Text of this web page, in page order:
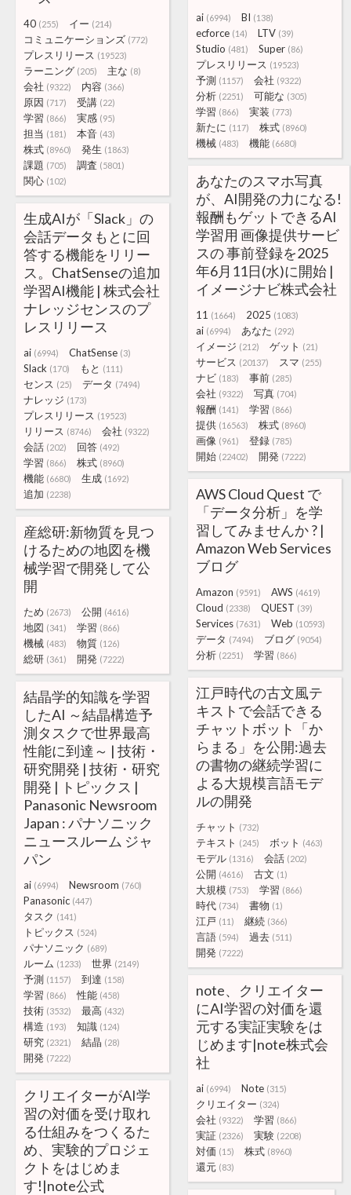
40 (255) イー (214)
コミュニケーションズ (772)
プレスリリース (19523)
ラーニング (205) 主な (8)
会社 (9322) 内容 (366)
原因 (717) 受講 (22)
学習 (866) 実感 (95)
担当 (181) 本音 (43)
株式 (8960) 発生 (1863)
課題 (705) 調査 (5801)
関心 (102)
ai (6994) BI (138)
ecforce (14) LTV (39)
Studio (481) Super (86)
プレスリリース (19523)
予測 (1157) 会社 (9322)
分析 (2251) 可能な (305)
学習 (866) 実装 (773)
新たに (117) 株式 (8960)
機械 (483) 機能 (6680)
あなたのスマホ写真
が、AI開発の力になる!
報酬もゲットできるAI
学習用 画像提供サービ
スの 事前登録を2025
年6月11日(水)に開始 |
イメージナビ株式会社
11 (1664) 2025 (1083)
ai (6994) あなた (292)
イメージ (212) ゲット (21)
サービス (20137) スマ (255)
ナビ (183) 事前 (285)
会社 (9322) 写真 (704)
報酬 (141) 学習 (866)
提供 (16563) 株式 (8960)
画像 (961) 登録 (785)
開始 (22402) 開発 (7222)
生成AIが「Slack」の
会話データもとに回
答する機能をリリー
ス。ChatSenseの追加
学習AI機能 | 株式会社
ナレッジセンスのプ
レスリリース
ai (6994) ChatSense (3)
Slack (170) もと (111)
センス (25) データ (7494)
ナレッジ (173)
プレスリリース (19523)
リリース (8746) 会社 (9322)
会話 (202) 回答 (492)
学習 (866) 株式 (8960)
機能 (6680) 生成 (1692)
追加 (2238)
AWS Cloud Quest で
「データ分析」を学
習してみませんか ? |
Amazon Web Services
ブログ
Amazon (9591) AWS (4619)
Cloud (2338) QUEST (39)
Services (7631) Web (10593)
データ (7494) ブログ (9054)
分析 (2251) 学習 (866)
産総研:新物質を見つ
けるための地図を機
械学習で開発して公
開
ため (2673) 公開 (4616)
地図 (341) 学習 (866)
機械 (483) 物質 (126)
総研 (361) 開発 (7222)
江戸時代の古文風テ
キストで会話できる
チャットボット「か
らまる」を公開:過去
の書物の継続学習に
よる大規模言語モデ
ルの開発
チャット (732)
テキスト (245) ボット (463)
モデル (1316) 会話 (202)
公開 (4616) 古文 (1)
大規模 (753) 学習 (866)
時代 (734) 書物 (1)
江戸 (11) 継続 (366)
言語 (594) 過去 (511)
開発 (7222)
結晶学的知識を学習
したAI ～結晶構造予
測タスクで世界最高
性能に到達～ | 技術・
研究開発 | 技術・研究
開発 | トピックス |
Panasonic Newsroom
Japan : パナソニック
ニュースルーム ジャ
パン
ai (6994) Newsroom (760)
Panasonic (447)
タスク (141)
トピックス (524)
パナソニック (689)
ルーム (1233) 世界 (2149)
予測 (1157) 到達 (158)
学習 (866) 性能 (458)
技術 (3532) 最高 (432)
構造 (193) 知識 (124)
研究 (2321) 結晶 (28)
開発 (7222)
note、クリエイター
にAI学習の対価を還
元する実証実験をは
じめます|note株式会
社
ai (6994) Note (315)
クリエイター (324)
会社 (9322) 学習 (866)
実証 (2326) 実験 (2208)
対価 (15) 株式 (8960)
還元 (83)
クリエイターがAI学
習の対価を受け取れ
る仕組みをつくるた
め、実験的プロジェ
クトをはじめま
す!|note公式